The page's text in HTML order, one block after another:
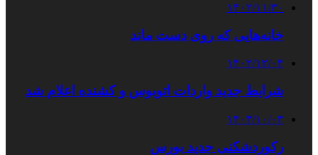
۱۴۰۲/۱۱/۳۰
خانه‌هایی که روی دست ماند
۱۴۰۲/۱۲/۰۴
شرایط جدید واردات اتوبوس و کشنده اعلام شد
۱۴۰۳/۱۰/۰۳
رکوردشکنی جدید بورس